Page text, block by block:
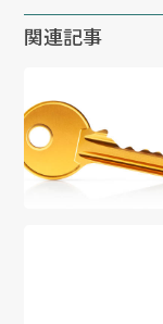
関連記事